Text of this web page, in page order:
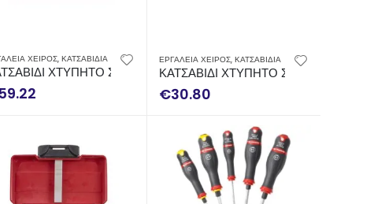
TENGTOOLS ID515
ΧΕΙΡΟΣ, ΚΑΤΣΑΒΙΔΙΑ
ΧΤΥΠΗΤΟ ΣΕΤ (20 ΤΕΜΑΧΙΩΝ) TENGTOOLS TTID20
ΕΡΓΑΛΕΙΑ ΧΕΙΡΟΣ, ΚΑΤΣΑΒΙΔΙΑ
ΚΑΤΣΑΒΙΔΙ ΧΤΥΠΗΤΟ ΣΕΤ (6
€30.80